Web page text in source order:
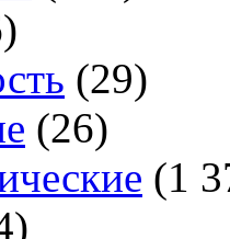
(29)
(26)
(1